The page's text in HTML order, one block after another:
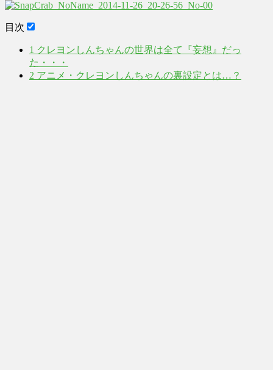
目次
1 クレヨンしんちゃんの世界は全て『妄想』だっ
た・・・
2 アニメ・クレヨンしんちゃんの裏設定とは…？